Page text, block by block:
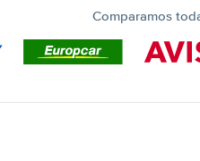
Comparamos